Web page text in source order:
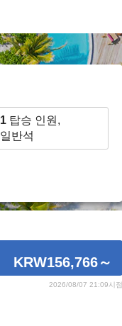
1 탑승 인원,
일반석
KRW156,766～
2026/08/07 21:09시점